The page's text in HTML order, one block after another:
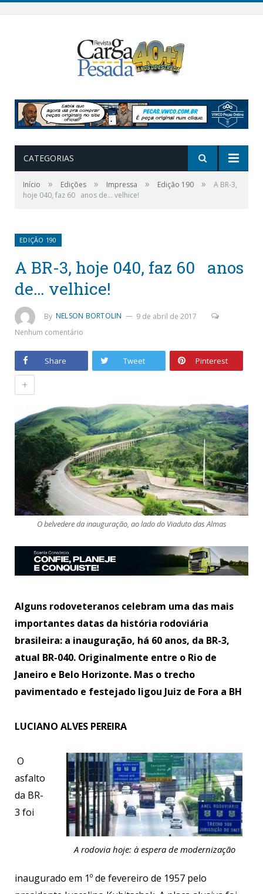
CATEGORIAS
Início » Edições » Impressa » Edição 190 »
A BR-3,
hoje 040, faz 60 anos de… velhice!
EDIÇÃO 190
A BR-3, hoje 040, faz 60 anos
de… velhice!
By NELSON BORTOLIN
9 de abril de 2017
Nenhum comentário
Share Tweet Pinterest
+
O belvedere da inauguração, ao lado do Viaduto das Almas
Alguns rodoveteranos celebram uma das mais
importantes datas da história rodoviária
brasileira: a inauguração, há 60 anos, da BR-3,
atual BR-040. Originalmente entre o Rio de
Janeiro e Belo Horizonte. Mas o trecho
pavimentado e festejado ligou Juiz de Fora a BH
LUCIANO ALVES PEREIRA
A rodovia hoje: à espera de modernização
O
asfalto
da BR-
3 foi
inaugurado em 1º de fevereiro de 1957 pelo